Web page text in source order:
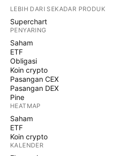
LEBIH DARI SEKADAR PRODUK
Superchart
PENYARING
Saham
ETF
Obligasi
Koin crypto
Pasangan CEX
Pasangan DEX
Pine
HEATMAP
Saham
ETF
Koin crypto
KALENDER